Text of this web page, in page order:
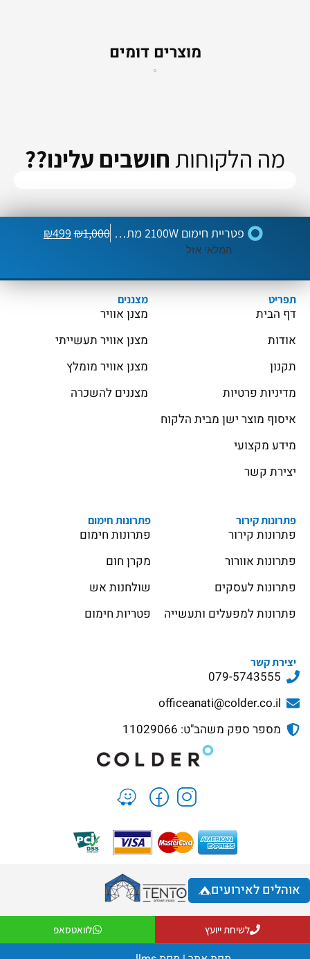
מוצרים דומים
מה הלקוחות חושבים עלינו??
פטריית חימום 2100W מתכווננת עם טיימר ₪1,000
₪499
המלאי אזל
תפריט
דף הבית
אודות
תקנון
מדיניות פרטיות
איסוף מוצר ישן מבית הלקוח
מידע מקצועי
יצירת קשר
מצננים
מצנן אוויר
מצנן אוויר תעשייתי
מצנן אוויר מומלץ
מצננים להשכרה
פתרונות קירור
פתרונות קירור
פתרונות אוורור
פתרונות לעסקים
פתרונות למפעלים ותעשייה
פתרונות חימום
פתרונות חימום
מקרן חום
שולחנות אש
פטריות חימום
יצירת קשר
079-5743555
officeanati@colder.co.il
מספר ספק משהב"ט: 11029066
אוהלים לאירועים
לשיחת ייועץ לוואטסאפ